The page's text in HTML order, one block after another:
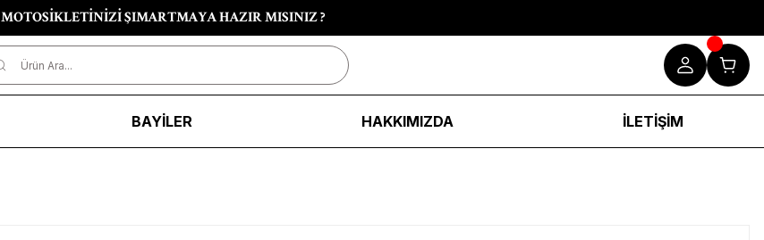
MOTOSİKLETİNİZİ ŞIMARTMAYA HAZIR MISINIZ ?
BAYİLER HAKKIMIZDA İLETİŞİM